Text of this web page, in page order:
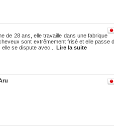
de 28 ans, elle travaille dans une fabrique
sont extrêmement frisé et elle passe
se dispute avec... Lire la suite